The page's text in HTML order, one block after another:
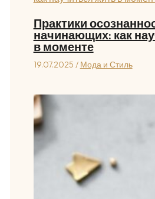
Практики
начинающих: как
в моменте
19.07.2025 / Мода и Стиль